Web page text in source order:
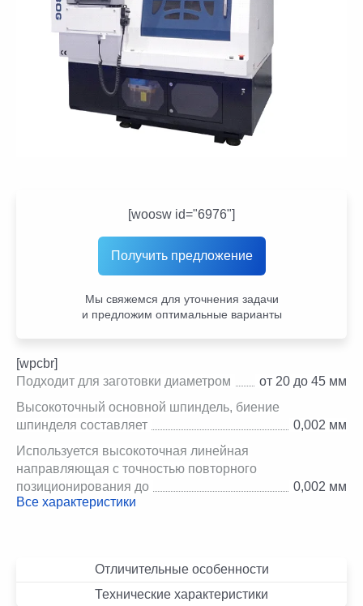
[woosw id="6976"]
Получить предложение
Мы свяжемся для уточнения задачи
и предложим оптимальные варианты
[wpcbr]
Подходит для заготовки диаметром
от 20 до 45 мм
Высокоточный основной шпиндель, биение
шпинделя составляет
0,002 мм
Используется высокоточная линейная
направляющая с точностью повторного
позиционирования до
0,002 мм
Все характеристики
Отличительные особенности
Технические характеристики